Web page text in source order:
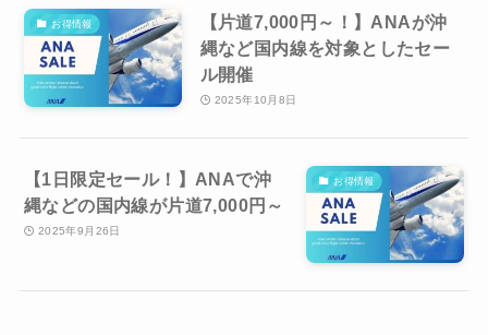
お得情報
【片道7,000円～！】ANAが沖
縄など国内線を対象としたセー
ル開催
2025年10月8日
お得情報
【1日限定セール！】ANAで沖
縄などの国内線が片道7,000円～
2025年9月26日